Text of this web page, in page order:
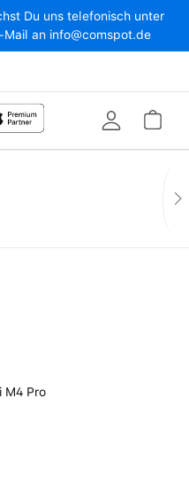
Du uns telefonisch unter
an info@comspot.de